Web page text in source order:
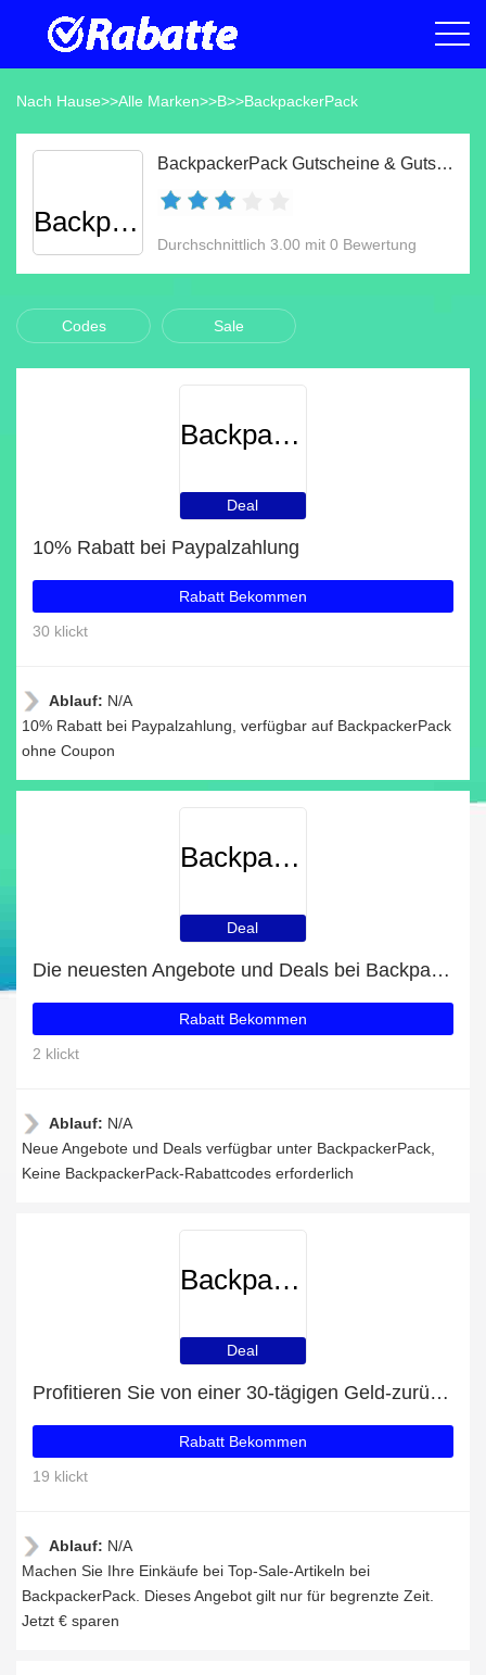
Nach Hause>>Alle Marken>>B>>BackpackerPack
BackpackerPack
BackpackerPack Gutscheine & Gutscheincodes Aug 2026
Durchschnittlich 3.00 mit 0 Bewertung
Codes Sale
BackpackerPack
Deal
10% Rabatt bei Paypalzahlung
Rabatt Bekommen
30 klickt
Ablauf: N/A
10% Rabatt bei Paypalzahlung, verfügbar auf BackpackerPack
ohne Coupon
BackpackerPack
Deal
Die neuesten Angebote und Deals bei BackpackerPack
Rabatt Bekommen
2 klickt
Ablauf: N/A
Neue Angebote und Deals verfügbar unter BackpackerPack,
Keine BackpackerPack-Rabattcodes erforderlich
BackpackerPack
Deal
Profitieren Sie von einer 30-tägigen Geld-zurück-Garantie
Rabatt Bekommen
19 klickt
Ablauf: N/A
Machen Sie Ihre Einkäufe bei Top-Sale-Artikeln bei
BackpackerPack. Dieses Angebot gilt nur für begrenzte Zeit.
Jetzt € sparen